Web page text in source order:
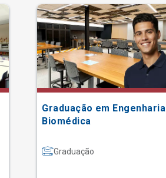
Graduação em Engenharia
Biomédica
Graduação